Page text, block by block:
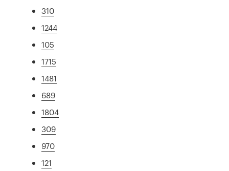
310
1244
105
1715
1481
689
1804
309
970
121